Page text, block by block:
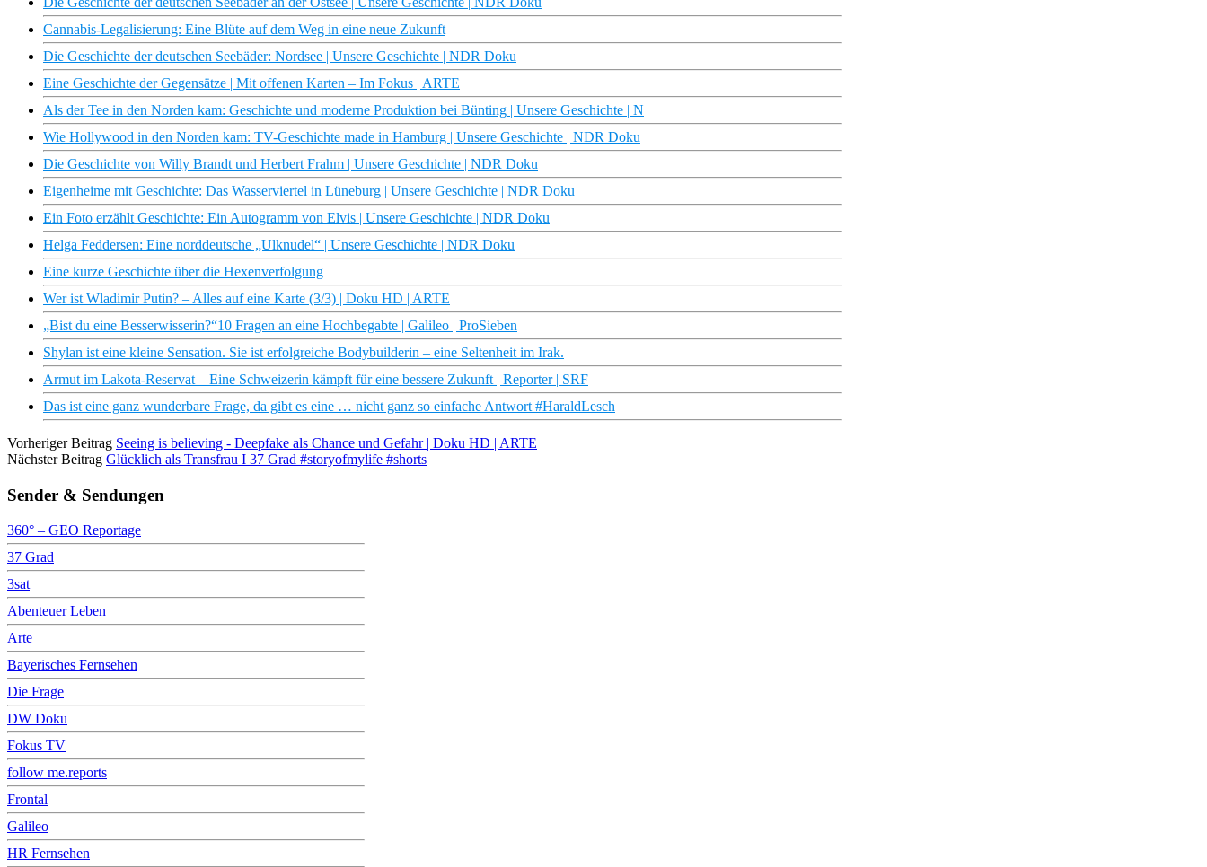
Cannabis-Legalisierung: Eine Blüte auf dem Weg in eine neue Zukunft
Die Geschichte der deutschen Seebäder: Nordsee | Unsere Geschichte | NDR Doku
Eine Geschichte der Gegensätze | Mit offenen Karten – Im Fokus | ARTE
Als der Tee in den Norden kam: Geschichte und moderne Produktion bei Bünting | Unsere Geschichte | N
Wie Hollywood in den Norden kam: TV-Geschichte made in Hamburg | Unsere Geschichte | NDR Doku
Die Geschichte von Willy Brandt und Herbert Frahm | Unsere Geschichte | NDR Doku
Eigenheime mit Geschichte: Das Wasserviertel in Lüneburg | Unsere Geschichte | NDR Doku
Ein Foto erzählt Geschichte: Ein Autogramm von Elvis | Unsere Geschichte | NDR Doku
Helga Feddersen: Eine norddeutsche „Ulknudel“ | Unsere Geschichte | NDR Doku
Eine kurze Geschichte über die Hexenverfolgung
Wer ist Wladimir Putin? – Alles auf eine Karte (3/3) | Doku HD | ARTE
„Bist du eine Besserwisserin?“10 Fragen an eine Hochbegabte | Galileo | ProSieben
Shylan ist eine kleine Sensation. Sie ist erfolgreiche Bodybuilderin – eine Seltenheit im Irak.
Armut im Lakota-Reservat – Eine Schweizerin kämpft für eine bessere Zukunft | Reporter | SRF
Das ist eine ganz wunderbare Frage, da gibt es eine … nicht ganz so einfache Antwort #HaraldLesch
Vorheriger Beitrag Seeing is believing - Deepfake als Chance und Gefahr | Doku HD | ARTE
Nächster Beitrag Glücklich als Transfrau I 37 Grad #storyofmylife #shorts
Sender & Sendungen
360° – GEO Reportage
37 Grad
3sat
Abenteuer Leben
Arte
Bayerisches Fernsehen
Die Frage
DW Doku
Fokus TV
follow me.reports
Frontal
Galileo
HR Fernsehen